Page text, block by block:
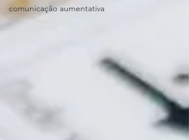
comunicação aumentativa